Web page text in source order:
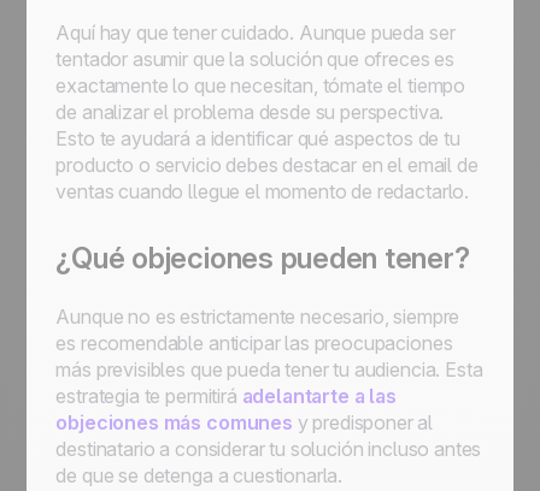
Aquí hay que tener cuidado. Aunque pueda ser
tentador asumir que la solución que ofreces es
exactamente lo que necesitan, tómate el tiempo
de analizar el problema desde su perspectiva.
Esto te ayudará a identificar qué aspectos de tu
producto o servicio debes destacar en el email de
ventas cuando llegue el momento de redactarlo.
¿Qué objeciones pueden tener?
Aunque no es estrictamente necesario, siempre
es recomendable anticipar las preocupaciones
más previsibles que pueda tener tu audiencia. Esta
estrategia te permitirá adelantarte a las
objeciones más comunes y predisponer al
destinatario a considerar tu solución incluso antes
de que se detenga a cuestionarla.